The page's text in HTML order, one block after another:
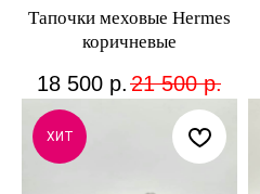
Тапочки меховые Hermes
коричневые
18 500 р. 21 500 р.
ХИТ